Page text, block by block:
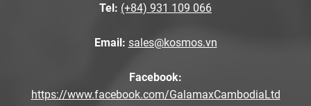
Tel: (+84) 931 109 066
Email: sales@kosmos.vn
Facebook:
https://www.facebook.com/GalamaxCambodiaLtd